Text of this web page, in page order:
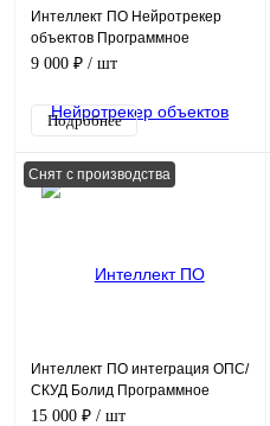
Интеллект ПО Нейротрекер
объектов Программное
обеспечение (опция)
9 000 ₽ / шт
Подробнее
Снят с производства
Интеллект ПО интеграция ОПС/
СКУД Болид Программное
обеспечение (опция)
15 000 ₽ / шт